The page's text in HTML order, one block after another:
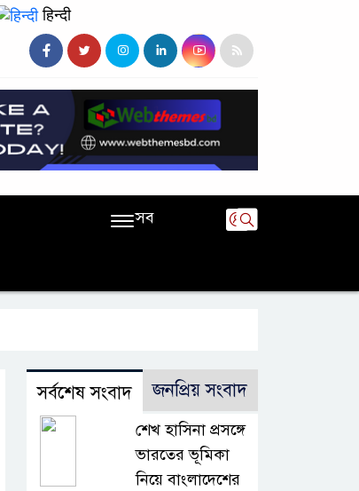
हिन्दी
সব
সর্বশেষ সংবাদ জনপ্রিয় সংবাদ
শেখ হাসিনা প্রসঙ্গে
ভারতের ভূমিকা
নিয়ে বাংলাদেশের